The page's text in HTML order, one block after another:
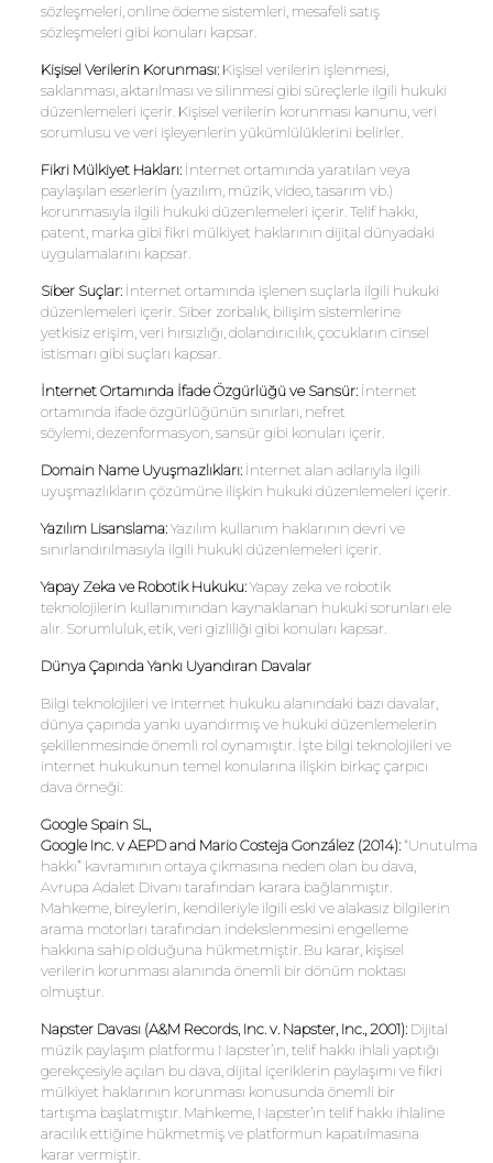
sözleşmeleri, online ödeme sistemleri, mesafeli satış
sözleşmeleri gibi konuları kapsar.
Kişisel Verilerin Korunması: Kişisel verilerin işlenmesi,
saklanması, aktarılması ve silinmesi gibi süreçlerle ilgili hukuki
düzenlemeleri içerir. Kişisel verilerin korunması kanunu, veri
sorumlusu ve veri işleyenlerin yükümlülüklerini belirler.
Fikri Mülkiyet Hakları: İnternet ortamında yaratılan veya
paylaşılan eserlerin (yazılım, müzik, video, tasarım vb.)
korunmasıyla ilgili hukuki düzenlemeleri içerir. Telif hakkı,
patent, marka gibi fikri mülkiyet haklarının dijital dünyadaki
uygulamalarını kapsar.
Siber Suçlar: İnternet ortamında işlenen suçlarla ilgili hukuki
düzenlemeleri içerir. Siber zorbalık, bilişim sistemlerine
yetkisiz erişim, veri hırsızlığı, dolandırıcılık, çocukların cinsel
istismarı gibi suçları kapsar.
İnternet Ortamında İfade Özgürlüğü ve Sansür:İnternet
ortamında ifade özgürlüğünün sınırları, nefret
söylemi, dezenformasyon, sansür gibi konuları içerir.
Domain Name Uyuşmazlıkları: İnternet alan adlarıyla ilgili
uyuşmazlıkların çözümüne ilişkin hukuki düzenlemeleri içerir.
Yazılım Lisanslama:Yazılım kullanım haklarının devri ve
sınırlandırılmasıyla ilgili hukuki düzenlemeleri içerir.
Yapay Zekave Robotik Hukuku:Yapay zeka ve robotik
teknolojilerin kullanımından kaynaklanan hukuki sorunları ele
alır. Sorumluluk, etik, veri gizliliği gibi konuları kapsar.
Dünya Çapında Yankı Uyandıran Davalar
Bilgi teknolojileri ve internet hukuku alanındaki bazı davalar,
dünya çapında yankı uyandırmış ve hukuki düzenlemelerin
şekillenmesinde önemli rol oynamıştır. İşte bilgi teknolojileri ve
internet hukukunun temel konularına ilişkin birkaç çarpıcı
dava örneği:
Google SpainSL,
Google Inc.vAEPDand MarioCostejaGonzález(2014):“Unutulma
hakkı” kavramının ortaya çıkmasına neden olan bu dava,
Avrupa Adalet Divanı tarafından karara bağlanmıştır.
Mahkeme, bireylerin, kendileriyle ilgili eski ve alakasız bilgilerin
arama motorları tarafından indekslenmesini engelleme
hakkına sahip olduğuna hükmetmiştir. Bu karar, kişisel
verilerin korunması alanında önemli bir dönüm noktası
olmuştur.
NapsterDavası (A&M Records, Inc. v. Napster, Inc.,2001):Dijital
müzik paylaşım platformu Napster’ın, telif hakkı ihlali yaptığı
gerekçesiyle açılan bu dava, dijital içeriklerin paylaşımı ve fikri
mülkiyet haklarının korunması konusunda önemli bir
tartışma başlatmıştır. Mahkeme, Napster’ın telif hakkı ihlaline
aracılık ettiğine hükmetmiş ve platformun kapatılmasına
karar vermiştir.